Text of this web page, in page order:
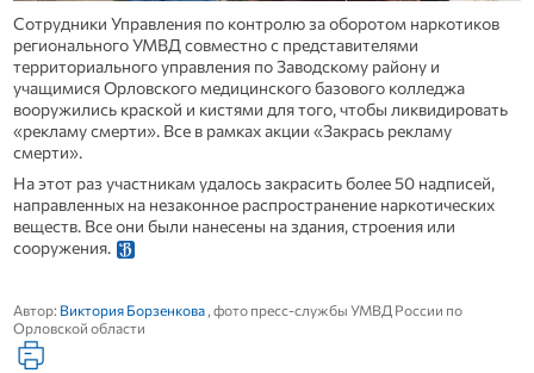
Сотрудники Управления по контролю за оборотом наркотиков
регионального УМВД совместно с представителями
территориального управления по Заводскому району и
учащимися Орловского медицинского базового колледжа
вооружились краской и кистями для того, чтобы ликвидировать
«рекламу смерти». Все в рамках акции «Закрась рекламу
смерти».
На этот раз участникам удалось закрасить более 50 надписей,
направленных на незаконное распространение наркотических
веществ. Все они были нанесены на здания, строения или
сооружения.
Автор: Виктория Борзенкова, фото пресс-службы УМВД России по
Орловской области